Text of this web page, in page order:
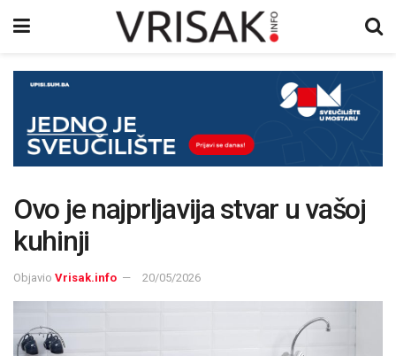
Ovo je najprljavija stvar u vašoj
kuhinji
Objavio Vrisak.info 20/05/2026